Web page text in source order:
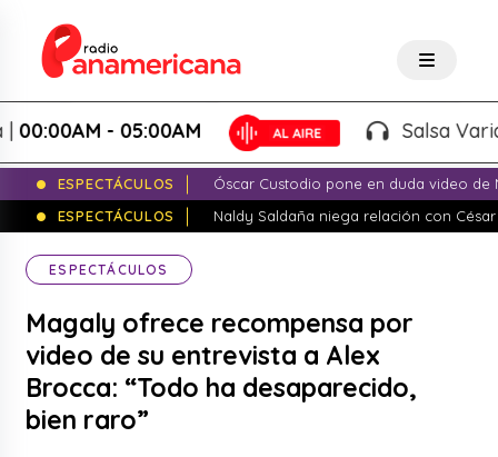
- 05:00AM Salsa Variada
ESPECTÁCULOS
Óscar Custodio pone en duda video de
ESPECTÁCULOS
Naldy Saldaña niega relación con
ESPECTÁCULOS
Magaly ofrece recompensa por
video de su entrevista a Alex
Brocca: “Todo ha desaparecido,
bien raro”